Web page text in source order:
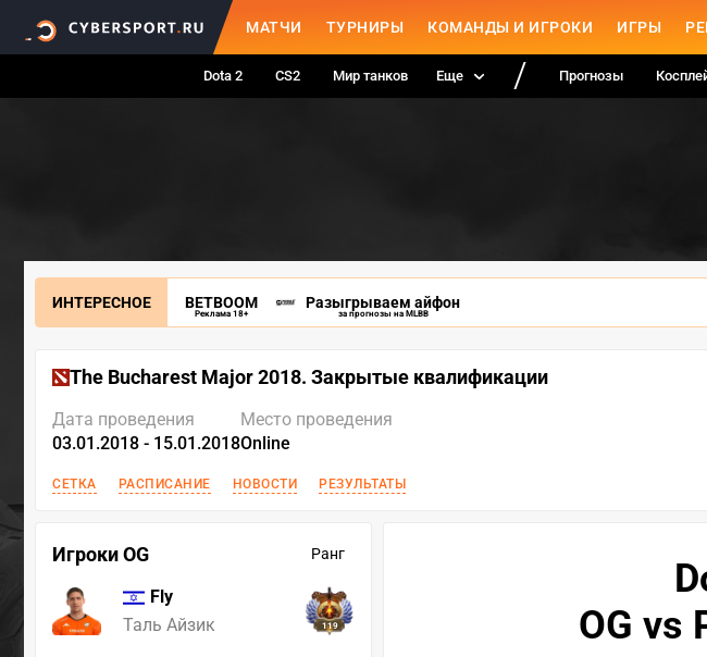
МАТЧИ ТУРНИРЫ КОМАНДЫ И ИГРОКИ ИГРЫ
Dota 2 CS2 Мир танков Еще Прогнозы
ИНТЕРЕСНОЕ BETBOOM
Реклама 18+
Разыгрываем айфон
за прогнозы на MLBB
The Bucharest Major 2018. Закрытые квалификации
Дата проведения
03.01.2018 - 15.01.2018
Место проведения
Online
СЕТКА РАСПИСАНИЕ НОВОСТИ РЕЗУЛЬТАТЫ
Игроки OG Ранг
Fly
Таль Айзик
119
OG vs